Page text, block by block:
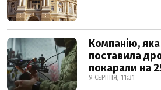
Компанію,
поставила
покарали на
9 СЕРПНЯ, 11:31